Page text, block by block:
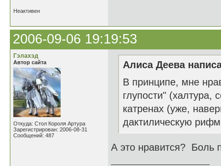
Неактивен
2006-09-06 19:19:53
Гэлахэд
Автор сайта
Откуда: Стол Короля Артура
Зарегистрирован: 2006-08-31
Сообщений: 487
Алиса Деева
В принципе, мне
глупости" (халтура,
катренах (уже,
дактилическую
А это нравится? Боль